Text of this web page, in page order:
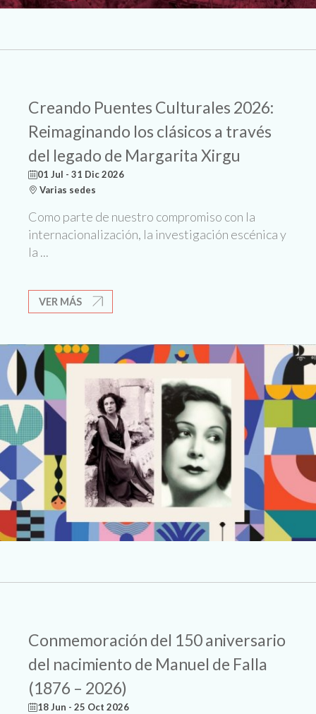
Creando Puentes Culturales 2026:
Reimaginando los clásicos a través
del legado de Margarita Xirgu
01 Jul - 31 Dic 2026
Varias sedes
Como parte de nuestro compromiso con la
internacionalización, la investigación escénica y
la ...
VER MÁS
Conmemoración del 150 aniversario
del nacimiento de Manuel de Falla
(1876 – 2026)
18 Jun - 25 Oct 2026